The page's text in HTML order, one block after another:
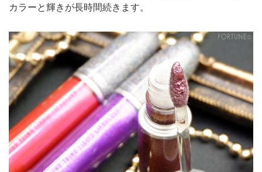
カラーと輝きが長時間続きます。